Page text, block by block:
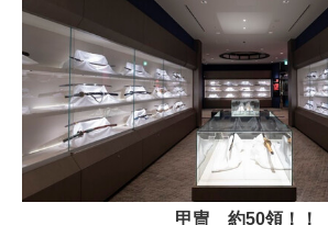
甲冑 約50領！！